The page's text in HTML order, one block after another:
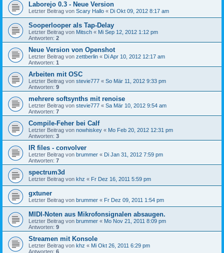
Laborejo 0.3 - Neue Version
Letzter Beitrag von Scary Hallo « Di Okt 09, 2012 8:17 am
Sooperlooper als Tap-Delay
Letzter Beitrag von Mitsch « Mi Sep 12, 2012 1:12 pm
Antworten: 2
Neue Version von Openshot
Letzter Beitrag von zettberlin « Di Apr 10, 2012 12:17 am
Antworten: 1
Arbeiten mit OSC
Letzter Beitrag von stevie777 « So Mär 11, 2012 9:33 pm
Antworten: 9
mehrere softsynths mit renoise
Letzter Beitrag von stevie777 « Sa Mär 10, 2012 9:54 am
Antworten: 7
Compile-Feher bei Calf
Letzter Beitrag von nowhiskey « Mo Feb 20, 2012 12:31 pm
Antworten: 3
IR files - convolver
Letzter Beitrag von brummer « Di Jan 31, 2012 7:59 pm
Antworten: 7
spectrum3d
Letzter Beitrag von khz « Fr Dez 16, 2011 5:59 pm
gxtuner
Letzter Beitrag von brummer « Fr Dez 09, 2011 1:54 pm
MIDI-Noten aus Mikrofonsignalen absaugen.
Letzter Beitrag von brummer « Mo Nov 21, 2011 8:09 pm
Antworten: 9
Streamen mit Konsole
Letzter Beitrag von khz « Mi Okt 26, 2011 6:29 pm
Antworten: 6